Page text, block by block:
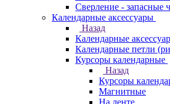
Сверление - запасные
Календарные аксессуары
Назад
Календарные
Календарные петли
Курсоры календарные
Назад
Курсоры
Магнитные
На ленте